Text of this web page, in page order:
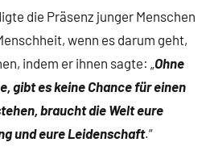
die Präsenz junger Menschen
wenn es darum geht,
indem er ihnen sagte: „ Ohne
gibt es keine Chance für einen
braucht die Welt eure
und eure Leidenschaft.“